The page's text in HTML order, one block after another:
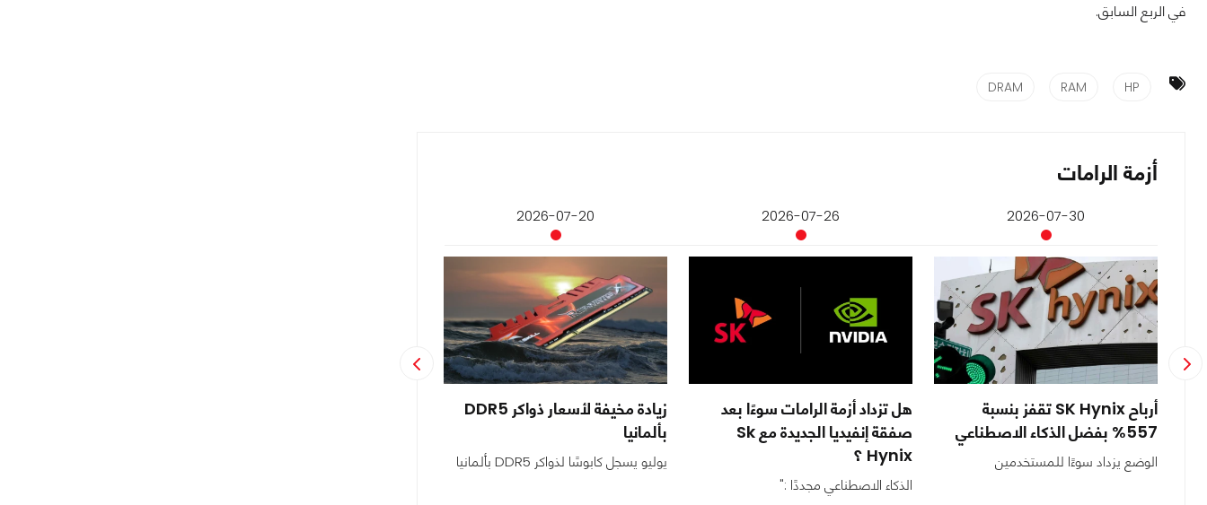
في الربع السابق.
HP
RAM
DRAM
أزمة الرامات
2026-07-30
أرباح SK Hynix تقفز بنسبة
557% بفضل الذكاء الاصطناعي
الوضع يزداد سوءًا للمستخدمين
2026-07-26
هل تزداد أزمة الرامات سوءًا بعد
صفقة إنفيديا الجديدة مع Sk
Hynix ؟
الذكاء الاصطناعي مجددًا :"
2026-07-20
زيادة مخيفة لأسعار ذواكر DDR5
بألمانيا
يوليو يسجل كابوسًا لذواكر DDR5 بألمانيا